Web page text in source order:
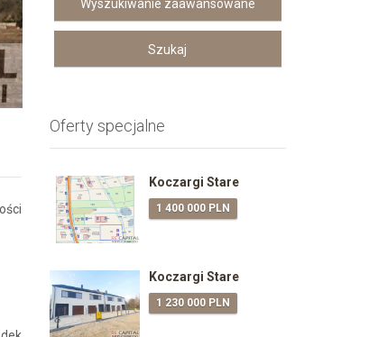
Zdjęcie 2
Oferty specjalne
Koczargi Stare
1 400 000 PLN
Koczargi Stare
1 230 000 PLN